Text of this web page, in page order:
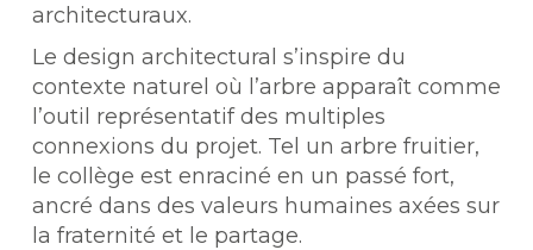
architecturaux.
Le design architectural s’inspire du
contexte naturel où l’arbre apparaît comme
l’outil représentatif des multiples
connexions du projet. Tel un arbre fruitier,
le collège est enraciné en un passé fort,
ancré dans des valeurs humaines axées sur
la fraternité et le partage.